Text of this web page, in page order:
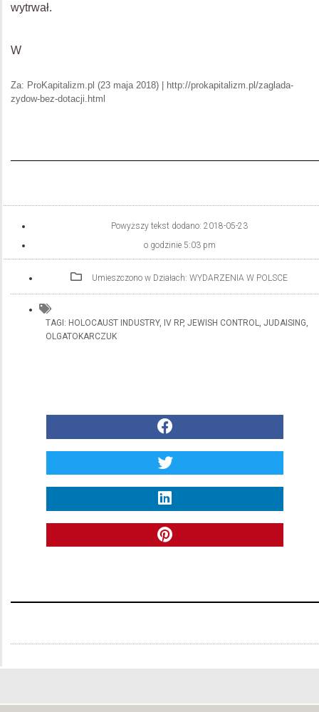
wytrwał.
W
Za: ProKapitalizm.pl (23 maja 2018) | http://prokapitalizm.pl/zaglada-
zydow-bez-dotacji.html
Powyższy tekst dodano: 2018-05-23
o godzinie 5:03 pm
Umieszczono w Działach: WYDARZENIA W POLSCE
TAGI: HOLOCAUST INDUSTRY, IV RP, JEWISH CONTROL, JUDAISING,
OLGATOKARCZUK